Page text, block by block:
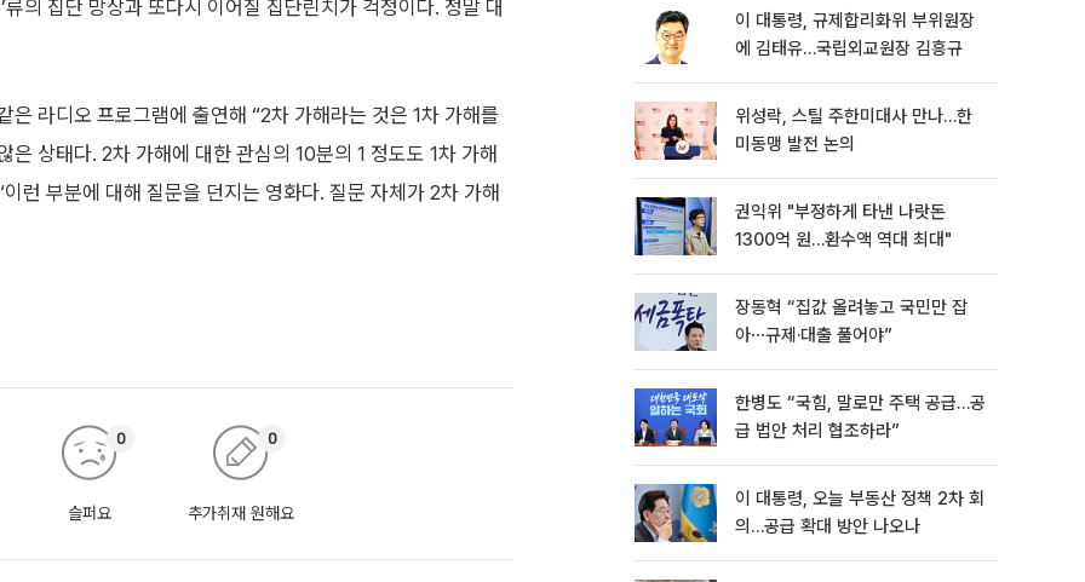
의 집단 망상과 또다시 이어질 집단린치가 걱정이다. 정말 대
라디오 프로그램에 출연해 “2차 가해라는 것은 1차 가해를
상태다. 2차 가해에 대한 관심의 10분의 1 정도도 1차 가해
런 부분에 대해 질문을 던지는 영화다. 질문 자체가 2차 가해
슬퍼요
0
추가취재 원해요
0
이 대통령, 규제합리화위 부위원장
에 김태유…국립외교원장 김흥규
위성락, 스틸 주한미대사 만나…한
미동맹 발전 논의
권익위 "부정하게 타낸 나랏돈
1300억 원…환수액 역대 최대"
장동혁 “집값 올려놓고 국민만 잡
아⋯규제·대출 풀어야”
한병도 “국힘, 말로만 주택 공급…공
급 법안 처리 협조하라”
이 대통령, 오늘 부동산 정책 2차 회
의…공급 확대 방안 나오나